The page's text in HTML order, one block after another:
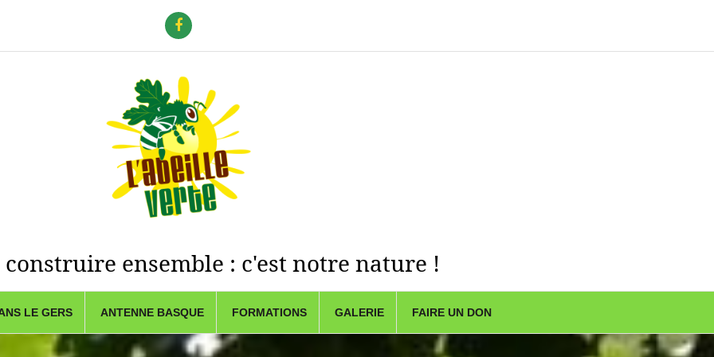
ensemble : c'est notre nature !
LE GERS ANTENNE BASQUE FORMATIONS GALERIE FAIRE UN DON